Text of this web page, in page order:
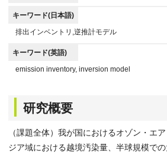
キーワード(日本語)
排出インベントリ,逆推計モデル
キーワード(英語)
emission inventory, inversion model
研究概要
（課題全体）我が国におけるオゾン・エ
ジア域における越境汚染量、半球規模で